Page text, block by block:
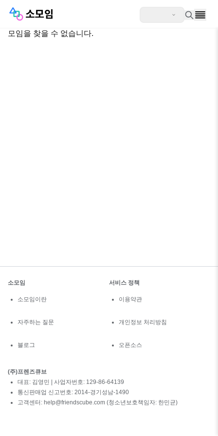
모임을 찾을 수 없습니다.
소모임
소모임이란
자주하는 질문
블로그
서비스 정책
이용약관
개인정보 처리방침
오픈소스
(주)프렌즈큐브
대표: 김영민 | 사업자번호: 129-86-64139
통신판매업 신고번호: 2014-경기성남-1490
고객센터: help@friendscube.com (청소년보호책임자: 한민균)